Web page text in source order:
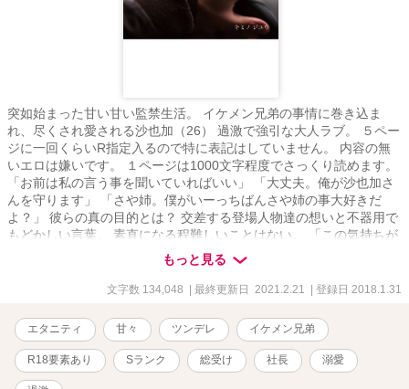
突如始まった甘い甘い監禁生活。 イケメン兄弟の事情に巻き込ま
れ、尽くされ愛される沙也加（26） 過激で強引な大人ラブ。 ５ペー
ジに一回くらいR指定入るので特に表記はしていません。 内容の無
いエロは嫌いです。 １ページは1000文字程度でさっくり読めます。
「お前は私の言う事を聞いていればいい」 「大丈夫。俺が沙也加さ
んを守ります」 「さや姉。僕がいーっちばんさや姉の事大好きだ
よ？」 彼らの真の目的とは？ 交差する登場人物達の想いと不器用で
もどかしい言葉。 素直になる程難しいことはない。 「この気持ちが
スキということか？苦しい、苦しくてたまらないんだ」 「そうで
す。好きってとても苦しくて、とても幸せな気持ちです」 【Sラン
クの年下旦那様は如何でしょうか？】匠編を更新中
もっと見る
文字数 134,048 | 最終更新日 2021.2.21 | 登録日 2018.1.31
エタニティ 甘々 ツンデレ イケメン兄弟
R18要素あり Sランク 総受け 社長 溺愛